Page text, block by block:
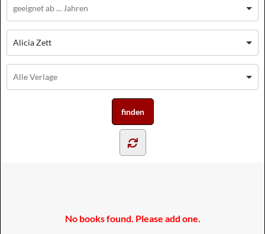
Alicia Zett
No books found. Please add one.